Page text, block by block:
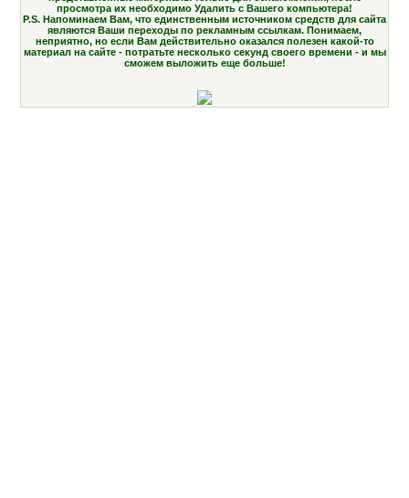
просмотра их необходимо Удалить с Вашего компьютера!
P.S. Напоминаем Вам, что единственным источником средств для сайта
являются Ваши переходы по рекламным ссылкам. Понимаем,
неприятно, но если Вам действительно оказался полезен какой-то
материал на сайте - потратьте несколько секунд своего времени - и мы
сможем выложить еще больше!